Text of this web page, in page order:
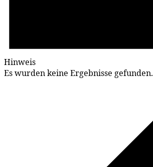
Hinweis
Es wurden keine Ergebnisse gefunden.